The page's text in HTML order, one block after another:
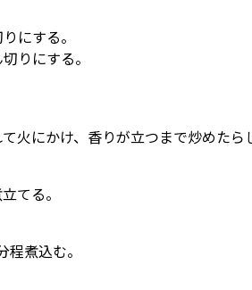
にする。
りにする。
火にかけ、香りが立つまで炒めたら
てる。
煮込む。